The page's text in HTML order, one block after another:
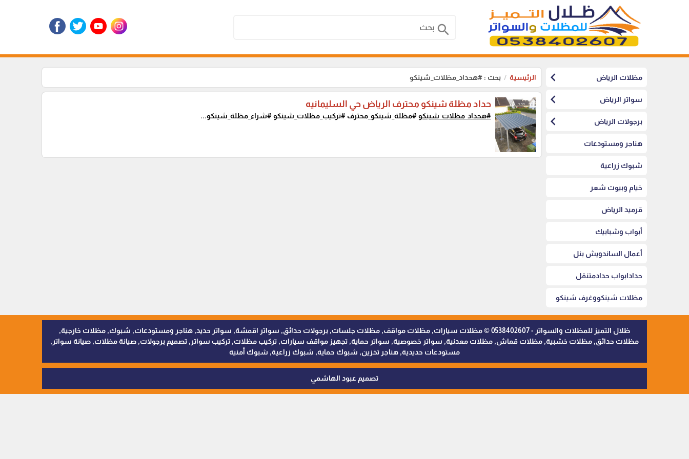
search
مظلات الرياض chevron_left
سواتر الرياض chevron_left
برجولات الرياض chevron_left
هناجر ومستودعات
شبوك زراعية
خيام وبيوت شعر
قرميد الرياض
أبواب وشبابيك
أعمال الساندويش بنل
حدادابواب حدادمتنقل
مظلات شينكووغرف شينكو
الرئيسية بحث : #هحداد_مظلات_شينكو
حداد مظلة شينكو محترف الرياض حي السليمانيه
#هحداد_مظلات_شينكو#مظلة_شينكو_محترف #تركيب_مظلات_شينكو #شراء_مظلة_شينكو...
ظلال التميز للمظلات والسواتر - 0538402607 © مظلات سيارات, مظلات مواقف, مظلات جلسات, برجولات حدائق, سواتر اقمشة, سواتر حديد, هناجر ومستودعات, شبوك, مظلات خارجية,
مظلات حدائق, مظلات خشبية, مظلات قماش, مظلات معدنية, سواتر خصوصية, سواتر حماية, تجهيز مواقف سيارات, تركيب مظلات, تركيب سواتر, تصميم برجولات, صيانة مظلات, صيانة سواتر,
مستودعات حديدية, هناجر تخزين, شبوك حماية, شبوك زراعية, شبوك أمنية
تصميم عبود الهاشمي